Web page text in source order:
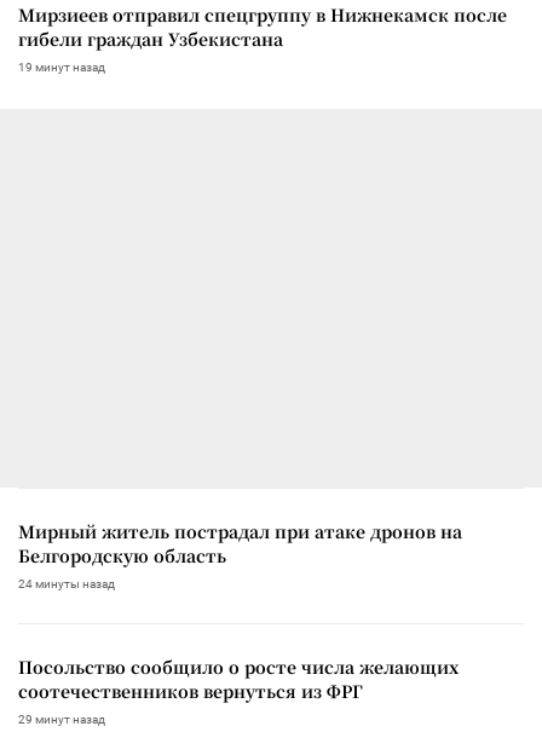
Мирзиеев отправил спецгруппу в Нижнекамск после
гибели граждан Узбекистана
19 минут назад
Мирный житель пострадал при атаке дронов на
Белгородскую область
24 минуты назад
Посольство сообщило о росте числа желающих
соотечественников вернуться из ФРГ
29 минут назад